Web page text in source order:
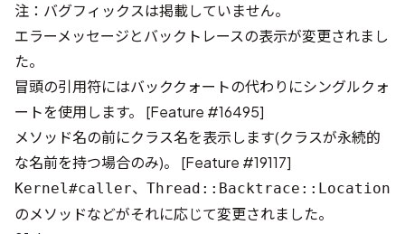
注：バグフィックスは掲載していません。
エラーメッセージとバックトレースの表示が変更されまし
た。
冒頭の引用符にはバッククォートの代わりにシングルクォ
ートを使用します。 [Feature #16495]
メソッド名の前にクラス名を表示します(クラスが永続的
な名前を持つ場合のみ)。 [Feature #19117]
Kernel#caller、 Thread::Backtrace::Location
のメソッドなどがそれに応じて変更されました。